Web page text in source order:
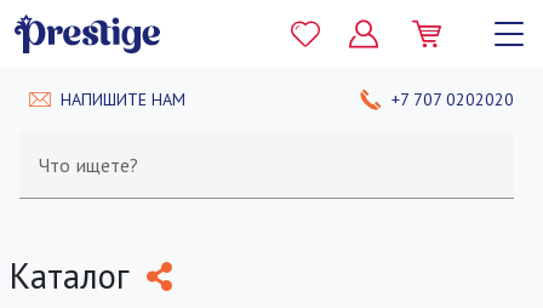
НАПИШИТЕ НАМ +7 707 0202020
Что ищете?
Каталог